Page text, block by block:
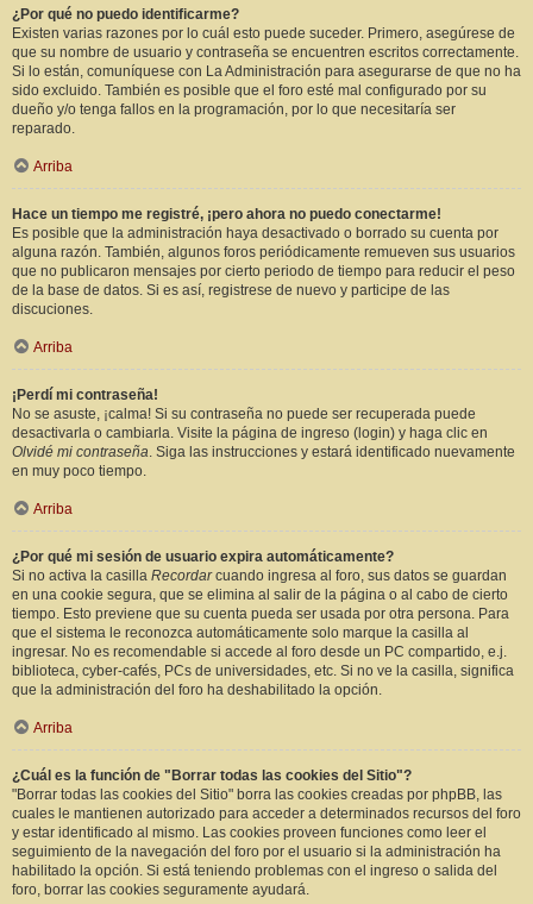
¿Por qué no puedo identificarme?
Existen varias razones por lo cuál esto puede suceder. Primero, asegúrese de
que su nombre de usuario y contraseña se encuentren escritos correctamente.
Si lo están, comuníquese con La Administración para asegurarse de que no ha
sido excluido. También es posible que el foro esté mal configurado por su
dueño y/o tenga fallos en la programación, por lo que necesitaría ser
reparado.
Arriba
Hace un tiempo me registré, ¡pero ahora no puedo conectarme!
Es posible que la administración haya desactivado o borrado su cuenta por
alguna razón. También, algunos foros periódicamente remueven sus usuarios
que no publicaron mensajes por cierto periodo de tiempo para reducir el peso
de la base de datos. Si es así, registrese de nuevo y participe de las
discuciones.
Arriba
¡Perdí mi contraseña!
No se asuste, ¡calma! Si su contraseña no puede ser recuperada puede
desactivarla o cambiarla. Visite la página de ingreso (login) y haga clic en
Olvidé mi contraseña. Siga las instrucciones y estará identificado nuevamente
en muy poco tiempo.
Arriba
¿Por qué mi sesión de usuario expira automáticamente?
Si no activa la casilla Recordarcuando ingresa al foro, sus datos se guardan
en una cookie segura, que se elimina al salir de la página o al cabo de cierto
tiempo. Esto previene que su cuenta pueda ser usada por otra persona. Para
que el sistema le reconozca automáticamente solo marque la casilla al
ingresar. No es recomendable si accede al foro desde un PC compartido, e.j.
biblioteca, cyber-cafés, PCs de universidades, etc. Si no ve la casilla, significa
que la administración del foro ha deshabilitado la opción.
Arriba
¿Cuál es la función de "Borrar todas las cookies del Sitio"?
"Borrar todas las cookies del Sitio" borra las cookies creadas por phpBB, las
cuales le mantienen autorizado para acceder a determinados recursos del foro
y estar identificado al mismo. Las cookies proveen funciones como leer el
seguimiento de la navegación del foro por el usuario si la administración ha
habilitado la opción. Si está teniendo problemas con el ingreso o salida del
foro, borrar las cookies seguramente ayudará.